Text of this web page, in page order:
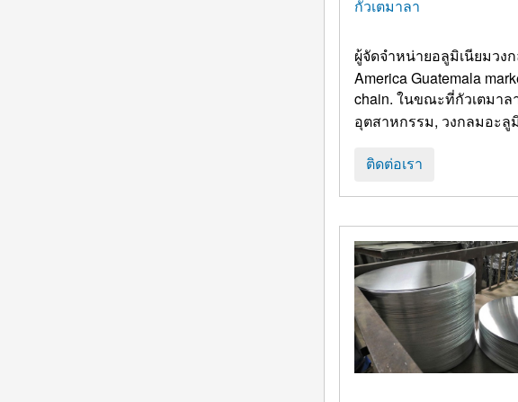
ผู้จัดจำหน่ายอลูมิเนียมวง
America Guatemala
chain. ในขณะที่กัวเตมา
ติดต่อเรา